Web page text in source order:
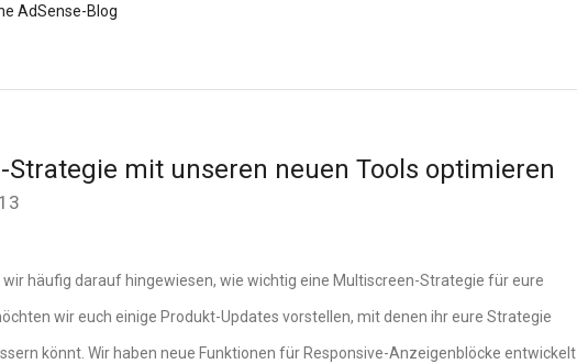
AdSense-Blog
Strategie mit unseren neuen Tools optimieren
wir häufig darauf hingewiesen, wie wichtig eine Multiscreen-Strategie für eure
wir euch einige Produkt-Updates vorstellen, mit denen ihr eure Strategie
könnt. Wir haben neue Funktionen für Responsive-Anzeigenblöcke entwickelt